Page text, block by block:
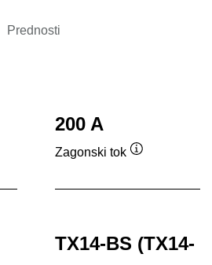
Prednosti
200 A
Zagonski tok
TX14-BS (TX14-